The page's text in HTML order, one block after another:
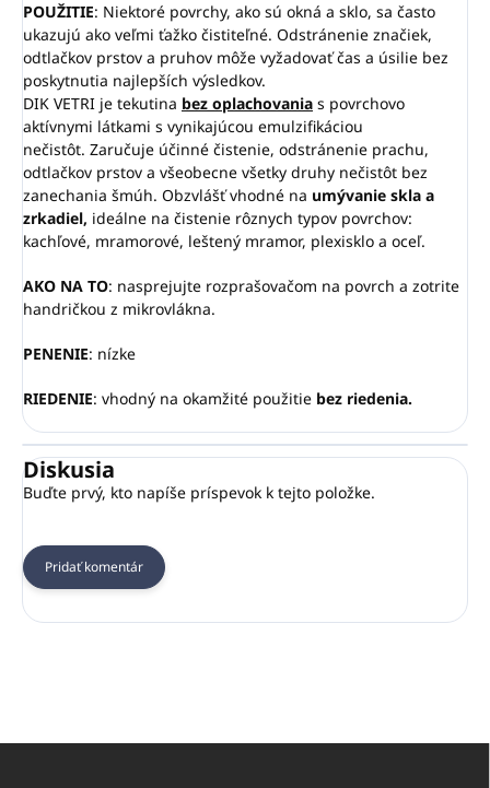
POUŽITIE: Niektoré povrchy, ako sú okná a sklo, sa často
ukazujú ako veľmi ťažko čistiteľné. Odstránenie značiek,
odtlačkov prstov a pruhov môže vyžadovať čas a úsilie bez
poskytnutia najlepších výsledkov.
DIK VETRI je tekutina bez oplachovania s povrchovo
aktívnymi látkami s vynikajúcou emulzifikáciou
nečistôt. Zaručuje účinné čistenie, odstránenie prachu,
odtlačkov prstov a všeobecne všetky druhy nečistôt bez
zanechania šmúh. Obzvlášť vhodné na umývanie skla a
zrkadiel, ideálne na čistenie rôznych typov povrchov:
kachľové, mramorové, leštený mramor, plexisklo a oceľ.
AKO NA TO: nasprejujte rozprašovačom na povrch a zotrite
handričkou z mikrovlákna.
PENENIE: nízke
RIEDENIE: vhodný na okamžité použitie bez riedenia.
Diskusia
Buďte prvý, kto napíše príspevok k tejto položke.
Pridať komentár